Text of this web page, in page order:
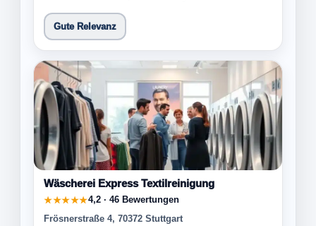
Gute Relevanz
Wäscherei Express Textilreinigung
★★★★★4,2 · 46 Bewertungen
Frösnerstraße 4, 70372 Stuttgart